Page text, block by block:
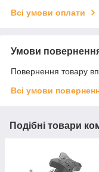
Всі умови оплати
Умови
Повернення товару
Всі умови
Подібні товари